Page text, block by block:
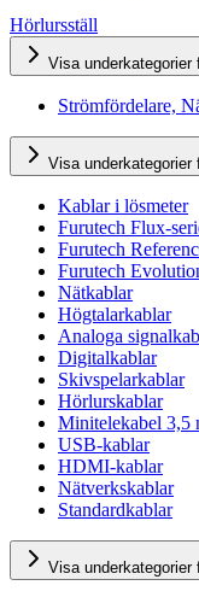
Hörlursställ
Visa underkategorier
Strömfördelare,
Visa underkategorier
Kablar i lösmeter
Furutech Flux-
Furutech
Furutech
Nätkablar
Högtalarkablar
Analoga
Digitalkablar
Skivspelarkablar
Hörlurskablar
Minitelekabel 3,5
USB-kablar
HDMI-kablar
Nätverkskablar
Standardkablar
Visa underkategorier